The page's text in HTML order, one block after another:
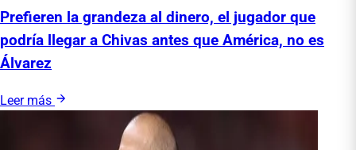
Prefieren la grandeza al dinero, el jugador que
podría llegar a Chivas antes que América, no es
Álvarez
Leer más